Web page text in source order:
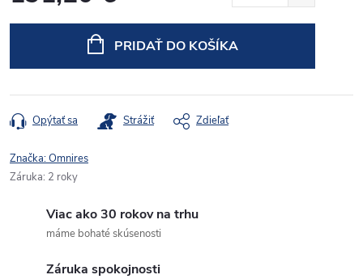
PRIDAŤ DO KOŠÍKA
Opýtať sa Strážiť Zdieľať
Značka:Omnires
Záruka: 2 roky
Viac ako 30 rokov na trhu
máme bohaté skúsenosti
Záruka spokojnosti